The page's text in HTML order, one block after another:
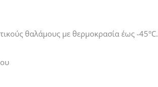
θαλάμους με θερμοκρασία έως -45°C.